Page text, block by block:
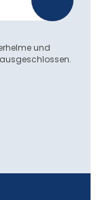
und